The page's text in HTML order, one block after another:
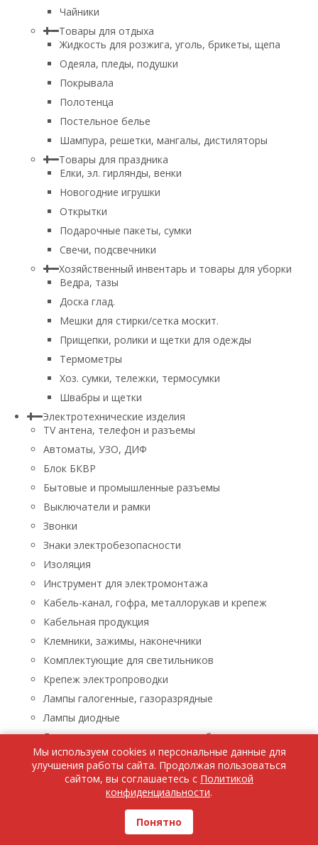
Чайники
Товары для отдыха
Жидкость для розжига, уголь, брикеты, щепа
Одеяла, пледы, подушки
Покрывала
Полотенца
Постельное белье
Шампура, решетки, мангалы, дистиляторы
Товары для праздника
Елки, эл. гирлянды, венки
Новогодние игрушки
Открытки
Подарочные пакеты, сумки
Свечи, подсвечники
Хозяйственный инвентарь и товары для уборки
Ведра, тазы
Доска глад.
Мешки для стирки/сетка москит.
Прищепки, ролики и щетки для одежды
Термометры
Хоз. сумки, тележки, термосумки
Швабры и щетки
Электротехнические изделия
TV aнтена, телефон и разъемы
Автоматы, УЗО, ДИФ
Блок БКВР
Бытовые и промышленные разъемы
Выключатели и рамки
Звонки
Знаки электробезопасности
Изоляция
Инструмент для электромонтажа
Кабель-канал, гофра, металлорукав и крепеж
Кабельная продукция
Клемники, зажимы, наконечники
Комплектующие для светильников
Крепеж электропроводки
Лампы галогенные, газоразрядные
Лампы диодные
Лампы люминисцентные, энергосберегающие
Лампы накаливания
Лампы паяльные, лупы, паяльники, паяльные пасты
Ленты светодиодные
Люстры, бра, светильники
Бра, светильники
Мы используем cookies и персональные данные для
улучшения работы сайта. Продолжая пользоваться
сайтом, вы соглашаетесь с Политикой
конфиденциальности.
Понятно